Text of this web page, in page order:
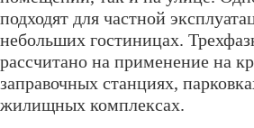
подходят для частной
небольших гостиницах.
рассчитано на применение на
заправочных станциях,
жилищных комплексах.